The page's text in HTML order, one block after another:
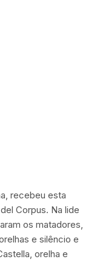
recebeu esta
Corpus. Na lide
os matadores,
e silêncio e
orelha e